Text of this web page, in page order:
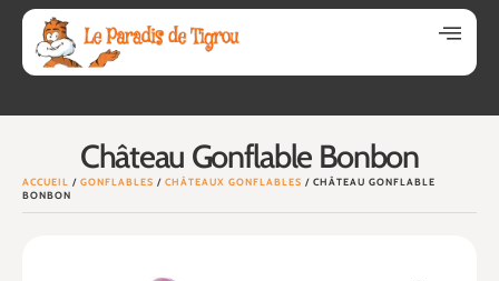
Château Gonflable Bonbon
ACCUEIL / GONFLABLES / CHÂTEAUX GONFLABLES / CHÂTEAU GONFLABLE
BONBON